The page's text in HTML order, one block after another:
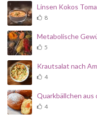
Linsen Kokos
8
Metabolische
5
Krautsalat nach
4
Quarkbällchen
4